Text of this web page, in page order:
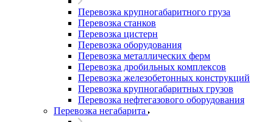
Перевозка крупногабаритного груза
Перевозка станков
Перевозка цистерн
Перевозка оборудования
Перевозка металлических ферм
Перевозка дробильных комплексов
Перевозка железобетонных конструкций
Перевозка крупногабаритных грузов
Перевозка нефтегазового оборудования
Перевозка негабарита